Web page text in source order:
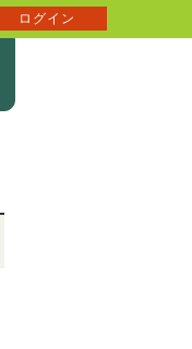
ログイン